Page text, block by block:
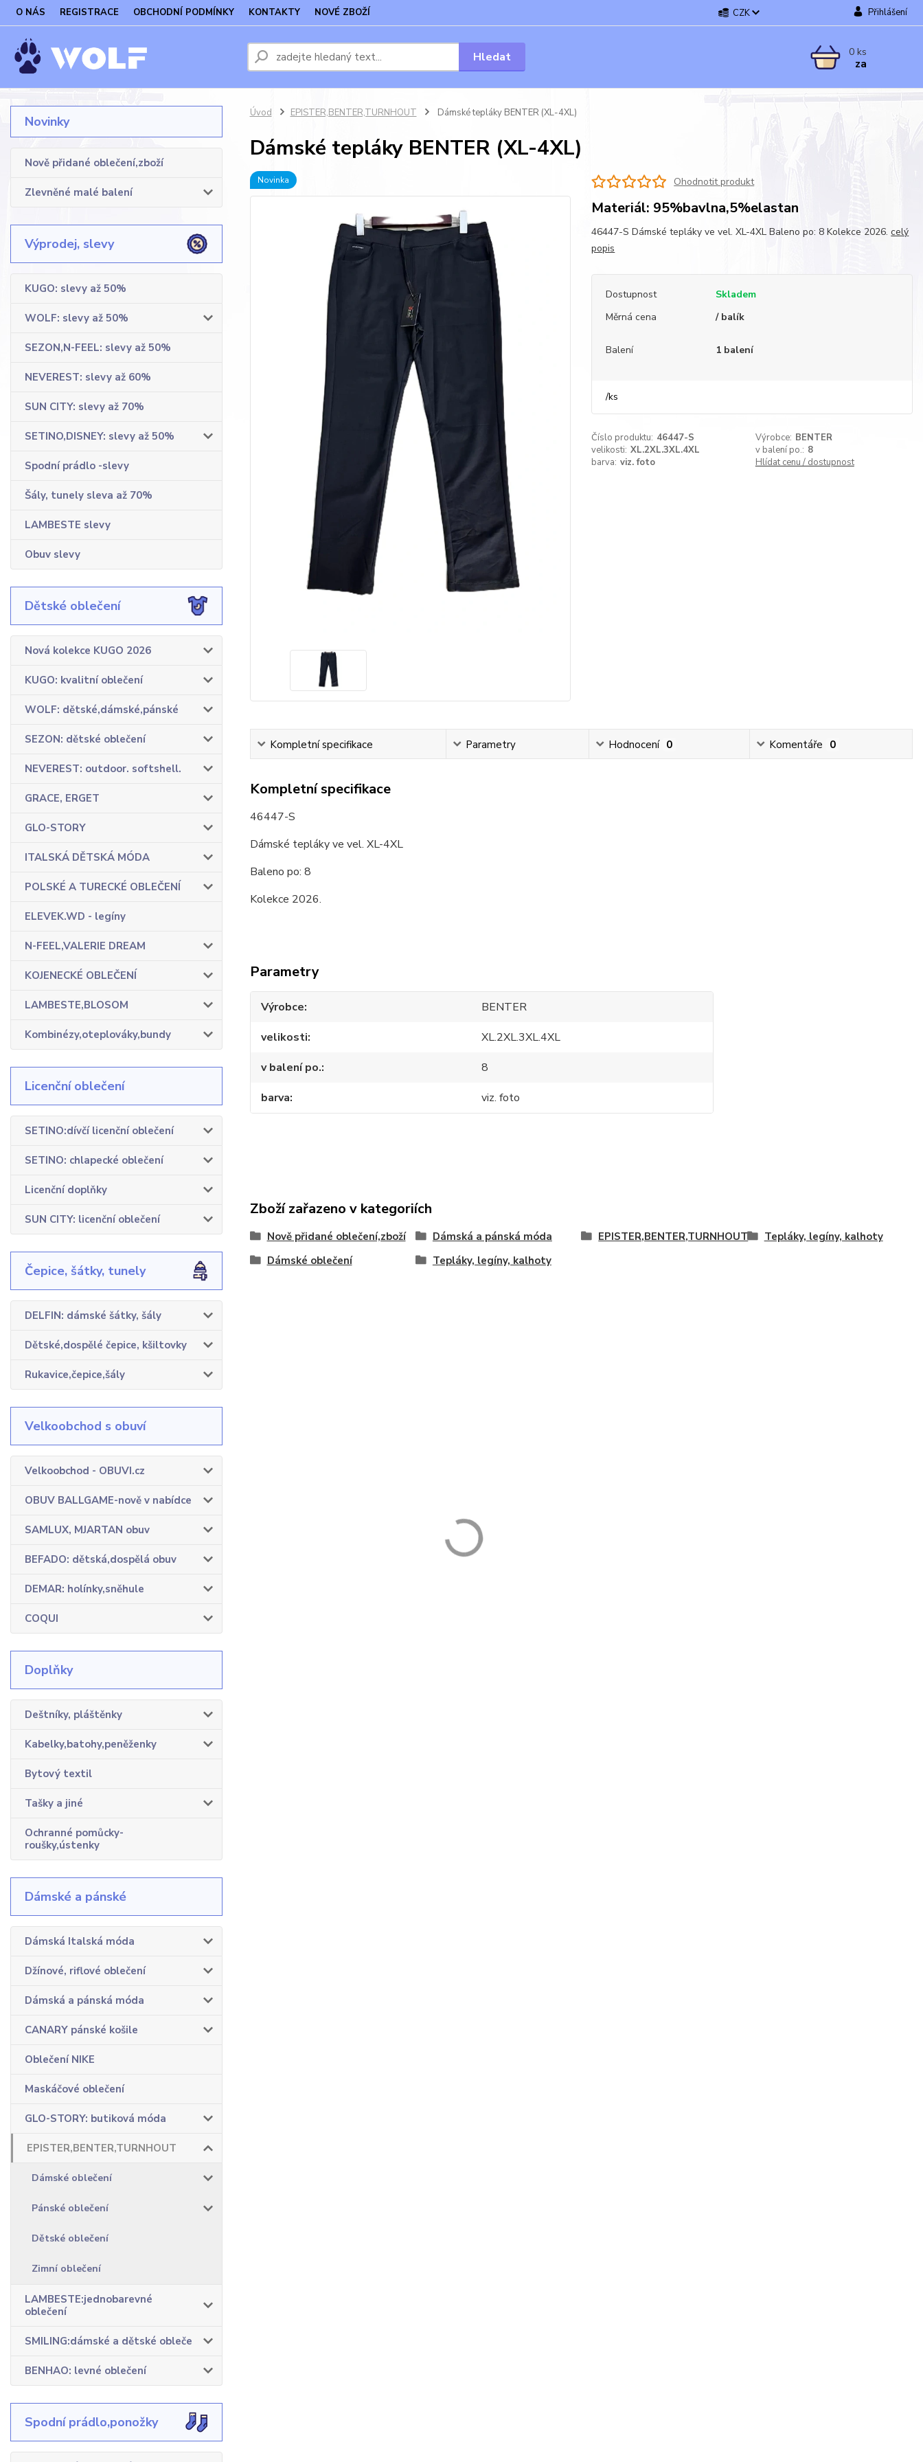
O NÁS REGISTRACE OBCHODNÍ PODMÍNKY KONTAKTY NOVÉ ZBOŽÍ CZK Přihlášení
Hledat 0 ks
za
Novinky
Nově přidané oblečení,zboží
Zlevněné malé balení
Výprodej, slevy
KUGO: slevy až 50%
WOLF: slevy až 50%
SEZON,N-FEEL: slevy až 50%
NEVEREST: slevy až 60%
SUN CITY: slevy až 70%
SETINO,DISNEY: slevy až 50%
Spodní prádlo -slevy
Šály, tunely sleva až 70%
LAMBESTE slevy
Obuv slevy
Dětské oblečení
Nová kolekce KUGO 2026
KUGO: kvalitní oblečení
WOLF: dětské,dámské,pánské
SEZON: dětské oblečení
NEVEREST: outdoor. softshell.
GRACE, ERGET
GLO-STORY
ITALSKÁ DĚTSKÁ MÓDA
POLSKÉ A TURECKÉ OBLEČENÍ
ELEVEK.WD - legíny
N-FEEL,VALERIE DREAM
KOJENECKÉ OBLEČENÍ
LAMBESTE,BLOSOM
Kombinézy,oteplováky,bundy
Licenční oblečení
SETINO:dívčí licenční oblečení
SETINO: chlapecké oblečení
Licenční doplňky
SUN CITY: licenční oblečení
Čepice, šátky, tunely
DELFIN: dámské šátky, šály
Dětské,dospělé čepice, kšiltovky
Rukavice,čepice,šály
Velkoobchod s obuví
Velkoobchod - OBUVI.cz
OBUV BALLGAME-nově v nabídce
SAMLUX, MJARTAN obuv
BEFADO: dětská,dospělá obuv
DEMAR: holínky,sněhule
COQUI
Doplňky
Deštníky, pláštěnky
Kabelky,batohy,peněženky
Bytový textil
Tašky a jiné
Ochranné pomůcky-
roušky,ústenky
Dámské a pánské
Dámská Italská móda
Džínové, riflové oblečení
Dámská a pánská móda
CANARY pánské košile
Oblečení NIKE
Maskáčové oblečení
GLO-STORY: butiková móda
EPISTER,BENTER,TURNHOUT
Dámské oblečení
Pánské oblečení
Dětské oblečení
Zimní oblečení
LAMBESTE:jednobarevné
oblečení
SMILING:dámské a dětské obleče
BENHAO: levné oblečení
Spodní prádlo,ponožky
Úvod EPISTER,BENTER,TURNHOUT Dámské tepláky BENTER (XL-4XL)
Dámské tepláky BENTER (XL-4XL)
Novinka Ohodnotit produkt
Materiál: 95%bavlna,5%elastan
46447-S Dámské tepláky ve vel. XL-4XL Baleno po: 8 Kolekce 2026.celý
popis
Dostupnost
Skladem
Měrná cena
/ balík
Balení 1 balení
/ks
Číslo produktu: 46447-S Výrobce: BENTER
velikosti: XL.2XL.3XL.4XL v balení po.: 8
barva: viz. foto Hlídat cenu / dostupnost
Kompletní specifikace Parametry Hodnocení 0 Komentáře 0
Kompletní specifikace
46447-S
Dámské tepláky ve vel. XL-4XL
Baleno po: 8
Kolekce 2026.
Parametry
Výrobce
BENTER
velikosti
XL.2XL.3XL.4XL
v balení po.
8
barva
viz. foto
Zboží zařazeno v kategoriích
Nově přidané oblečení,zboží Dámská a pánská móda EPISTER,BENTER,TURNHOUT
Tepláky, legíny, kalhoty
Dámské oblečení
Tepláky, legíny, kalhoty